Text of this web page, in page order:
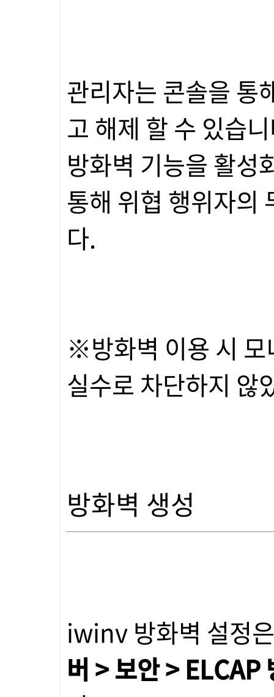
관리자는 콘솔을 통
고 해제 할 수 있습
방화벽 기능을 활성
통해 위협 행위자의
다.
※방화벽 이용 시 모
실수로 차단하지
방화벽 생성
iwinv 방화벽 설정
버 > 보안 > ELCAP